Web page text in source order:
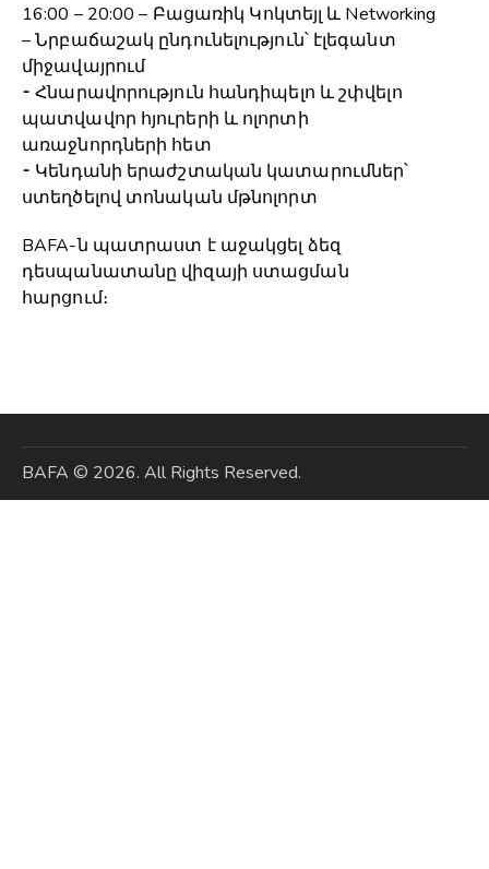
16:00 – 20:00 – Բացառիկ Կոկտեյլ և Networking
– Նրբաճաշակ ընդունելություն՝ էլեգանտ
միջավայրում
⁃ Հնարավորություն հանդիպելո և շփվելո
պատվավոր հյուրերի և ոլորտի
առաջնորդների հետ
⁃ Կենդանի երաժշտական կատարումներ՝
ստեղծելով տոնական մթնոլորտ
BAFA-ն պատրաստ է աջակցել ձեզ
դեսպանատանը վիզայի ստացման
հարցում։
BAFA © 2026. All Rights Reserved.